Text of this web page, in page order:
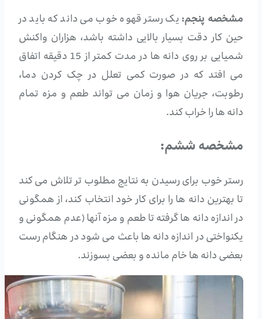
مشخصه پنجم: یک رستر قهوه خوب می داند که باید در
حین کار دقت بسیار بالایی داشته باشد، هزاران واکنش
شمیایی بر روی دانه ها در مدت کمتر از 15 دقیقه اتفاق
می افتد که در صورت کمی تعلل در چک کردن دما،
رطوبت، جریان هوا و زمان می تواند طعم و مزه تمام
دانه ها را خراب کند.
مشخصه ششم:
رستر خوب برای رسیدن به نتایج مطلوب تر تلاش می کند
تا بهترین دانه ها را برای کار خود انتخاب کند، از همگونی
در اندازه دانه ها گرفته تا طعم و مزه آنها (عدم همگونی و
یکنواختی در اندازه دانه ها باعث می شود در هنگام رست
بعضی دانه ها خام مانده و بعضی بسوزند.